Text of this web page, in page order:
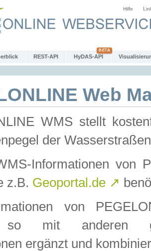
Hilfe
REST-API HyDAS-API
Web
WMS stellt
der
Informationen von
z.B. Geoportal.de ↗
von
so mit anderen
ergänzt und